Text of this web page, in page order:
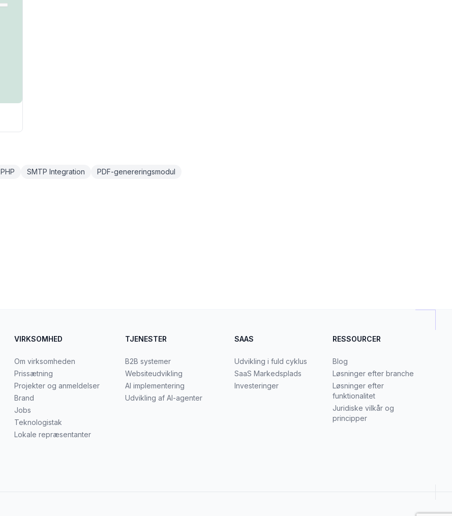
PHP SMTP Integration PDF-genereringsmodul
VIRKSOMHED
Om virksomheden
Prissætning
Projekter og anmeldelser
Brand
Jobs
Teknologistak
Lokale repræsentanter
TJENESTER
B2B systemer
Websiteudvikling
AI implementering
Udvikling af AI-agenter
SAAS
Udvikling i fuld cyklus
SaaS Markedsplads
Investeringer
RESSOURCER
Blog
Løsninger efter branche
Løsninger efter
funktionalitet
Juridiske vilkår og
principper